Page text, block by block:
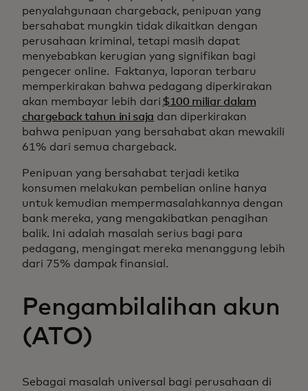
penyalahgunaan chargeback, penipuan yang
bersahabat mungkin tidak dikaitkan dengan
perusahaan kriminal, tetapi masih dapat
menyebabkan kerugian yang signifikan bagi
pengecer online. Faktanya, laporan terbaru
memperkirakan bahwa pedagang diperkirakan
akan membayar lebih dari $100 miliar dalam
chargeback tahun ini saja dan diperkirakan
bahwa penipuan yang bersahabat akan mewakili
61% dari semua chargeback.
Penipuan yang bersahabat terjadi ketika
konsumen melakukan pembelian online hanya
untuk kemudian mempermasalahkannya dengan
bank mereka, yang mengakibatkan penagihan
balik. Ini adalah masalah serius bagi para
pedagang, mengingat mereka menanggung lebih
dari 75% dampak finansial.
Pengambilalihan akun
(ATO)
Sebagai masalah universal bagi perusahaan di